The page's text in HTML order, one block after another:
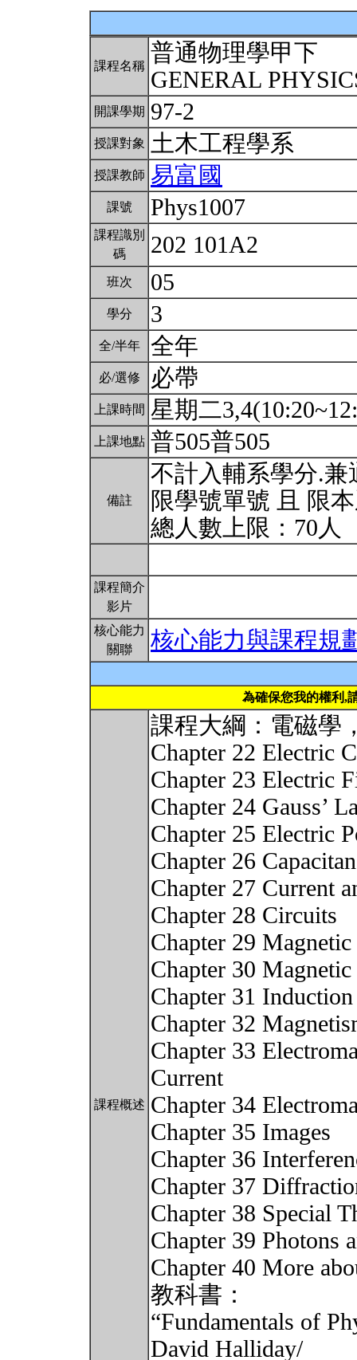
課程名稱 普通物理學甲下
GENERAL
開課學期 97-2
授課對象 土木工程學系
授課教師 易富國
課號 Phys1007
課程識別
碼
202 101A2
班次 05
學分 3
全/半年 全年
必/選修 必帶
上課時間 星期二
上課地點 普505普505
備註
不計入輔系學分.兼
限學號單號 且 限
總人數上限：70人
課程簡介
影片
核心能力
關聯
核心能力與課程規
為確保您我的權利,
課程概述
課程大綱：電磁學
Chapter 22 Electric
Chapter 23 Electric
Chapter 24 Gauss’
Chapter 25 Electric
Chapter 26
Chapter 27 Current
Chapter 28 Circuits
Chapter 29
Chapter 30
Chapter 31
Chapter 32
Chapter 33
Current
Chapter 34
Chapter 35 Images
Chapter 36
Chapter 37
Chapter 38 Special
Chapter 39 Photons
Chapter 40 More
教科書：
“Fundamentals of
David Halliday/